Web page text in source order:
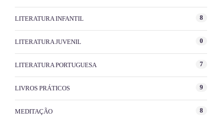
LITERATURA INFANTIL 8
LITERATURA JUVENIL 0
LITERATURA PORTUGUESA 7
LIVROS PRÁTICOS 9
MEDITAÇÃO 8